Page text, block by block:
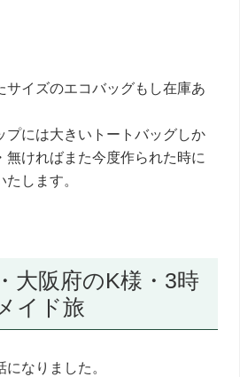
サイズのエコバッグもし在庫あ
プには大きいトートバッグしか
無ければまた今度作られた時に
します。
大阪府のK様・3時
イド旅
なりました。